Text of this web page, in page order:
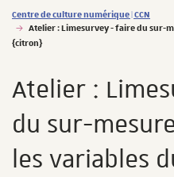
Vous êtes ici :
Centre de culture numérique | CCN
Atelier : Limesurvey - faire du sur-
{citron}
Atelier :
du sur-
les variables